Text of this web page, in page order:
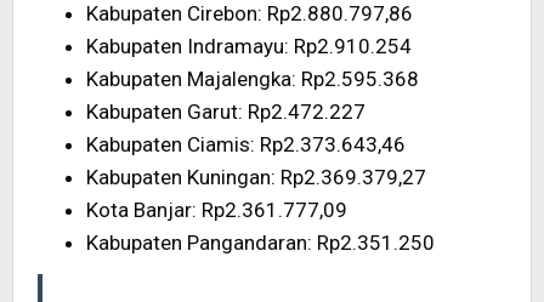
Kabupaten Cirebon: Rp2.880.797,86
Kabupaten Indramayu: Rp2.910.254
Kabupaten Majalengka: Rp2.595.368
Kabupaten Garut: Rp2.472.227
Kabupaten Ciamis: Rp2.373.643,46
Kabupaten Kuningan: Rp2.369.379,27
Kota Banjar: Rp2.361.777,09
Kabupaten Pangandaran: Rp2.351.250